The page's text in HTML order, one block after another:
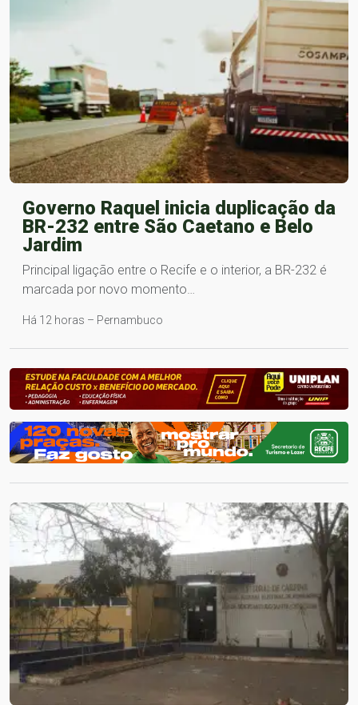
Governo Raquel inicia duplicação da
BR-232 entre São Caetano e Belo
Jardim
Principal ligação entre o Recife e o interior, a BR-232 é
marcada por novo momento…
Há 12 horas – Pernambuco